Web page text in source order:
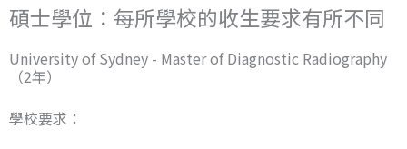
碩士學位：每所學校的收生要求有所不同
University of Sydney - Master of Diagnostic Radiography
（2年）
學校要求：